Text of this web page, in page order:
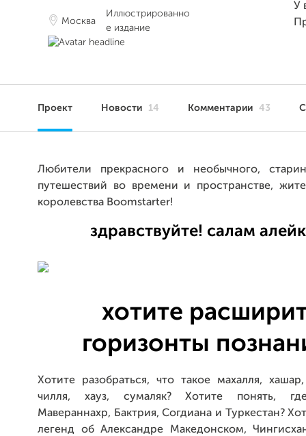
Москва
Иллюстрированно
е издание
У
Проект Новости 14 Комментарии 43
Любители прекрасного и необычного,
путешествий во времени и пространстве,
королевства Boomstarter!
здравствуйте! салам
хотите
горизонты
Хотите разобраться, что такое махалля,
чилля, хауз, сумаляк? Хотите понять,
Мавераннахр, Бактрия, Согдиана и Туркестан?
легенд об Александре Македонском,